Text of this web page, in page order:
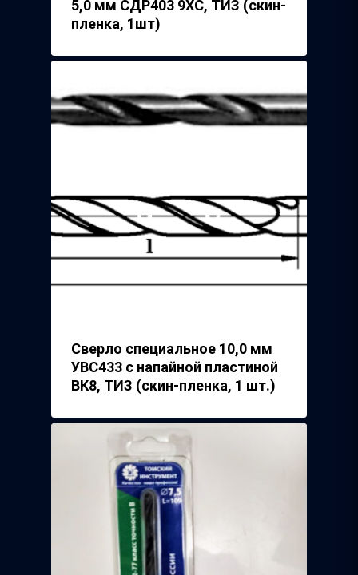
5,0 мм СДР403 9ХС, ТИЗ (скин-
пленка, 1шт)
Сверло специальное 10,0 мм
УВС433 с напайной пластиной
ВК8, ТИЗ (скин-пленка, 1 шт.)